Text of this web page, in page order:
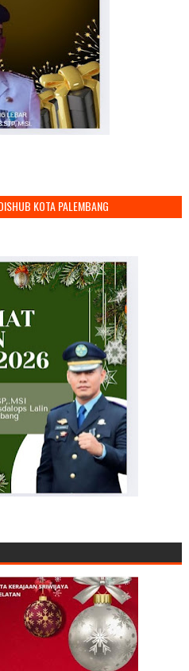
KOTA PALEMBANG